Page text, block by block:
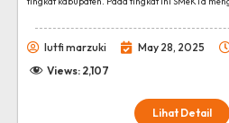
lutfi marzuki May 28, 2025
Views: 2,107
Lihat Detail